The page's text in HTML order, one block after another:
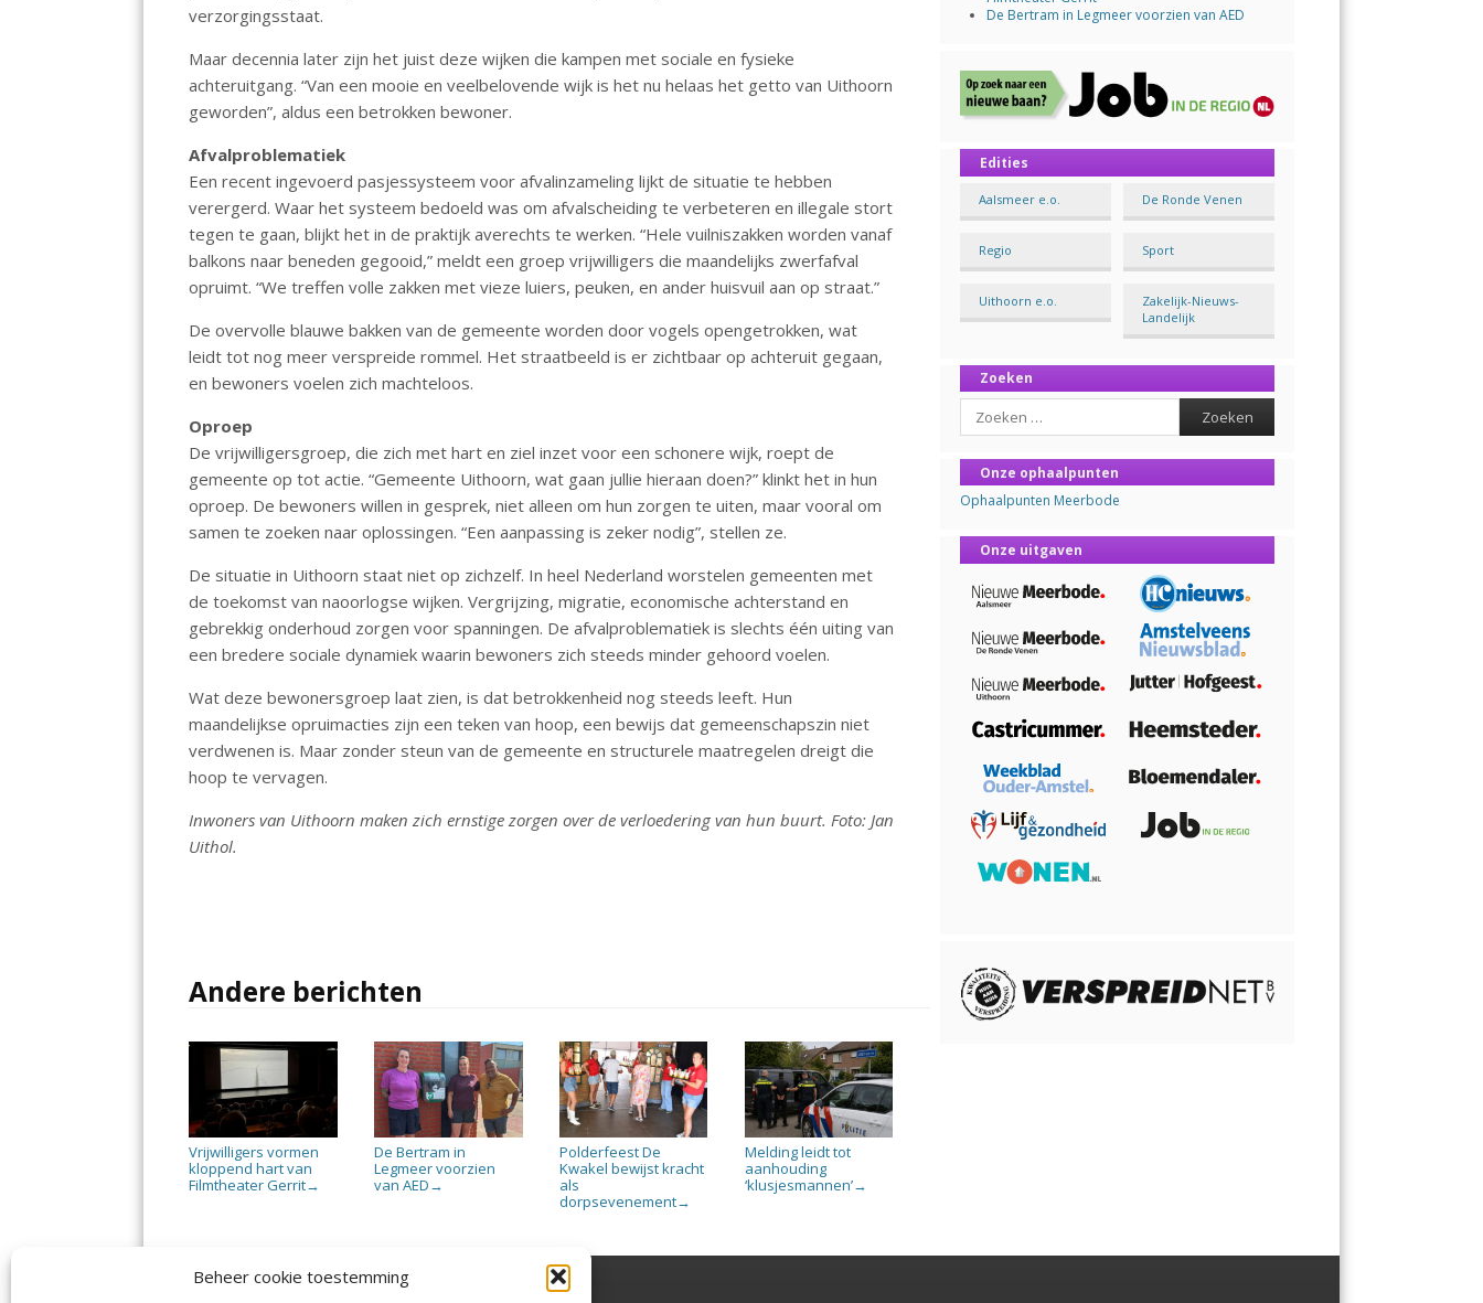
Beheer cookie toestemming
verzorgingsstaat.
Maar decennia later zijn het juist deze wijken die kampen met sociale en fysieke
achteruitgang. “Van een mooie en veelbelovende wijk is het nu helaas het getto van Uithoorn
geworden”, aldus een betrokken bewoner.
Afvalproblematiek
Een recent ingevoerd pasjessysteem voor afvalinzameling lijkt de situatie te hebben
verergerd. Waar het systeem bedoeld was om afvalscheiding te verbeteren en illegale stort
tegen te gaan, blijkt het in de praktijk averechts te werken. “Hele vuilniszakken worden vanaf
balkons naar beneden gegooid,” meldt een groep vrijwilligers die maandelijks zwerfafval
opruimt. “We treffen volle zakken met vieze luiers, peuken, en ander huisvuil aan op straat.”
De overvolle blauwe bakken van de gemeente worden door vogels opengetrokken, wat
leidt tot nog meer verspreide rommel. Het straatbeeld is er zichtbaar op achteruit gegaan,
en bewoners voelen zich machteloos.
Oproep
De vrijwilligersgroep, die zich met hart en ziel inzet voor een schonere wijk, roept de
gemeente op tot actie. “Gemeente Uithoorn, wat gaan jullie hieraan doen?” klinkt het in hun
oproep. De bewoners willen in gesprek, niet alleen om hun zorgen te uiten, maar vooral om
samen te zoeken naar oplossingen. “Een aanpassing is zeker nodig”, stellen ze.
De situatie in Uithoorn staat niet op zichzelf. In heel Nederland worstelen gemeenten met
de toekomst van naoorlogse wijken. Vergrijzing, migratie, economische achterstand en
gebrekkig onderhoud zorgen voor spanningen. De afvalproblematiek is slechts één uiting van
een bredere sociale dynamiek waarin bewoners zich steeds minder gehoord voelen.
Wat deze bewonersgroep laat zien, is dat betrokkenheid nog steeds leeft. Hun
maandelijkse opruimacties zijn een teken van hoop, een bewijs dat gemeenschapszin niet
verdwenen is. Maar zonder steun van de gemeente en structurele maatregelen dreigt die
hoop te vervagen.
Inwoners van Uithoorn maken zich ernstige zorgen over de verloedering van hun buurt. Foto: Jan
Uithol.
Andere berichten
Vrijwilligers vormen
kloppend hart van
Filmtheater Gerrit→
De Bertram in
Legmeer voorzien
van AED →
Polderfeest De
Kwakel bewijst kracht
als
dorpsevenement→
Melding leidt tot
aanhouding
‘klusjesmannen’→
De Bertram in Legmeer voorzien van AED
Edities
Aalsmeer e.o. De Ronde Venen
Regio Sport
Uithoorn e.o.
Zakelijk-Nieuws-
Landelijk
Zoeken
Search
Onze ophaalpunten
Ophaalpunten Meerbode
Onze uitgaven